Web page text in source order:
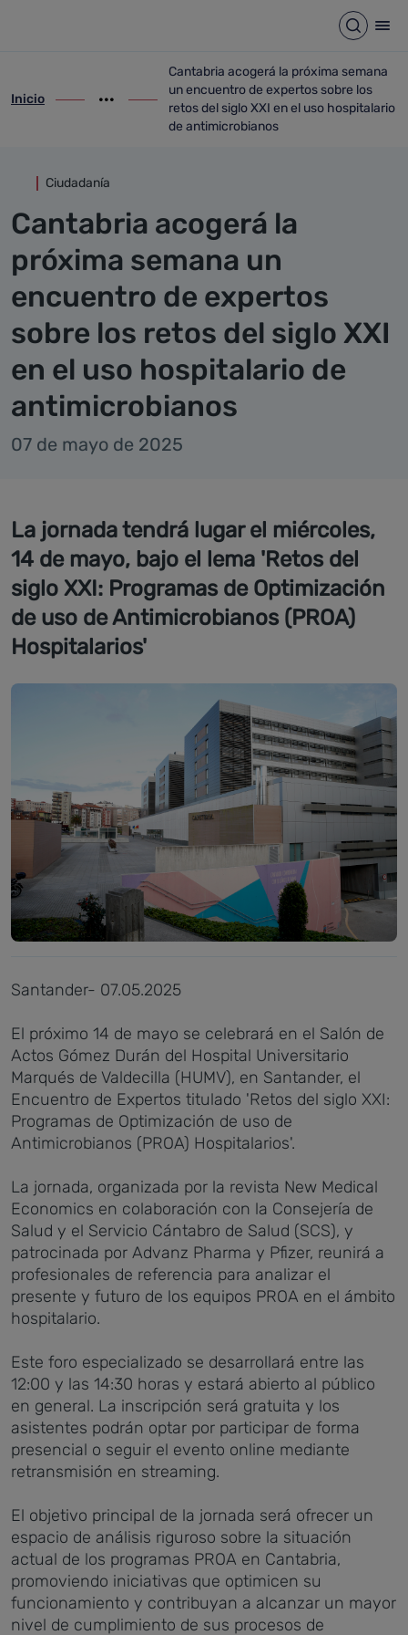
Abrir
ir-a inicio
Inicio
Mostrar opciones del camino de migas
ir-a Cantabria acogerá la próxima
Cantabria acogerá la próxima semana
un encuentro de expertos sobre los
retos del siglo XXI en el uso hospitalario
de antimicrobianos
Ciudadanía
Cantabria acogerá la
próxima semana un
encuentro de expertos
sobre los retos del siglo XXI
en el uso hospitalario de
antimicrobianos
07 de mayo de 2025
La jornada tendrá lugar el miércoles,
14 de mayo, bajo el lema 'Retos del
siglo XXI: Programas de Optimización
de uso de Antimicrobianos (PROA)
Hospitalarios'
Santander- 07.05.2025
El próximo 14 de mayo se celebrará en el Salón de
Actos Gómez Durán del Hospital Universitario
Marqués de Valdecilla (HUMV), en Santander, el
Encuentro de Expertos titulado 'Retos del siglo XXI:
Programas de Optimización de uso de
Antimicrobianos (PROA) Hospitalarios'.
La jornada, organizada por la revista New Medical
Economics en colaboración con la Consejería de
Salud y el Servicio Cántabro de Salud (SCS), y
patrocinada por Advanz Pharma y Pfizer, reunirá a
profesionales de referencia para analizar el
presente y futuro de los equipos PROA en el ámbito
hospitalario.
Este foro especializado se desarrollará entre las
12:00 y las 14:30 horas y estará abierto al público
en general. La inscripción será gratuita y los
asistentes podrán optar por participar de forma
presencial o seguir el evento online mediante
retransmisión en streaming.
El objetivo principal de la jornada será ofrecer un
espacio de análisis riguroso sobre la situación
actual de los programas PROA en Cantabria,
promoviendo iniciativas que optimicen su
funcionamiento y contribuyan a alcanzar un mayor
nivel de cumplimiento de sus procesos de